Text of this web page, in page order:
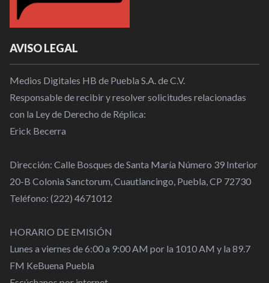
AVISO LEGAL
Medios Digitales HB de Puebla S.A. de C.V.
Responsable de recibir y resolver solicitudes relacionadas
con la Ley de Derecho de Réplica:
Erick Becerra
Dirección: Calle Bosques de Santa María Número 39 Interior
20-B Colonia Sanctorum, Cuautlancingo, Puebla, CP 72730
Teléfono: (222) 4671012
HORARIO DE EMISIÓN
Lunes a viernes de 6:00 a 9:00 AM por la 1010 AM y la 89.7
FM KeBuena Puebla